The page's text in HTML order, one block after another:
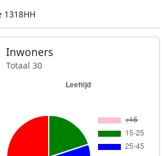
1318HH
Inwoners
Totaal 30